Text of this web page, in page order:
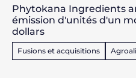
Phytokana Ingredients
émission d'unités d'un
dollars
Fusions et acquisitions